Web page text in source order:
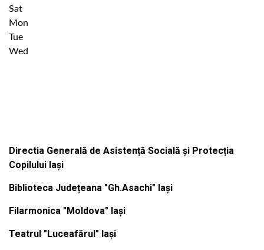
Sat
Mon
Tue
Wed
Directia Generală de Asistență Socială și Protecția
Copilului Iași
Biblioteca Județeana "Gh.Asachi" Iași
Filarmonica "Moldova" Iași
Teatrul "Luceafărul" Iași